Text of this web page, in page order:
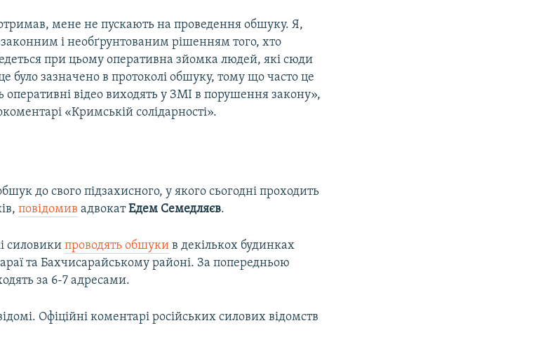
отримав, мене не пускають на проведення обшуку. Я,
і необґрунтованим рішенням того, хто
при цьому оперативна зйомка людей, які сюди
зазначено в протоколі обшуку, тому що часто це
оперативні відео виходять у ЗМІ в порушення закону»,
«Кримській солідарності».
до свого підзахисного, у якого сьогодні проходить
повідомив адвокатЕдем Семедляєв.
силовикипроводять обшуки в декількох будинках
та Бахчисарайському районі. За попередньою
за 6-7 адресами.
Офіційні коментарі російських силових відомств